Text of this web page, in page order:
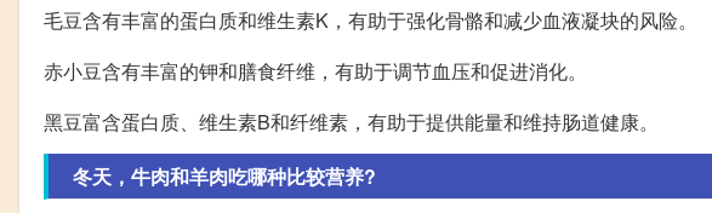
毛豆含有丰富的蛋白质和维生素K，有助于强化骨骼和减少血液凝块的风险。
赤小豆含有丰富的钾和膳食纤维，有助于调节血压和促进消化。
黑豆富含蛋白质、维生素B和纤维素，有助于提供能量和维持肠道健康。
冬天，牛肉和羊肉吃哪种比较营养?